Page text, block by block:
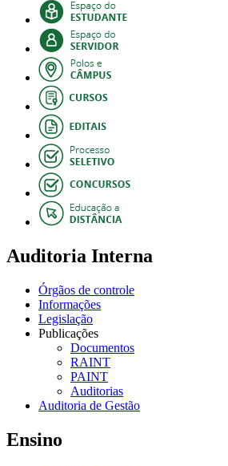
Auditoria Interna
Órgãos de controle
Informações
Legislação
Publicações
Documentos
RAINT
PAINT
Auditorias
Auditoria de Gestão
Ensino